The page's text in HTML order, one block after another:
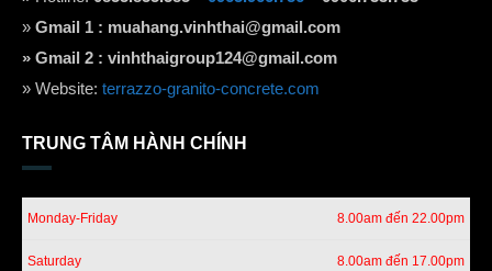
» Gmail 1 : muahang.vinhthai@gmail.com
» Gmail 2 : vinhthaigroup124@gmail.com
» Website: terrazzo-granito-concrete.com
TRUNG TÂM HÀNH CHÍNH
Monday-Friday 8.00am đến 22.00pm
Saturday 8.00am đến 17.00pm